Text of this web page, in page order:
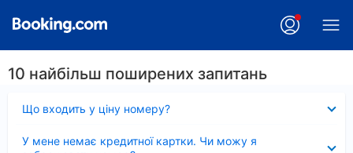
10 найбільш поширених запитань
Що входить у ціну номеру?
У мене немає кредитної картки. Чи можу я